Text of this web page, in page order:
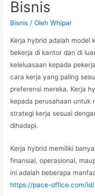
Bisnis
Bisnis / OlehWhipar
Kerja hybrid adalah model
bekerja di kantor dan di
keleluasaan kepada
cara kerja yang paling
preferensi mereka. Kerja
kepada perusahaan untuk
strategi kerja sesuai
dihadapi.
Kerja hybrid memiliki
finansial, operasional,
ini adalah beberapa
https://pace-office.com/